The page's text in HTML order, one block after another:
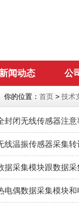
闻动态 公
你的位置： 首页 > 技术
封闭无线传感器注意
线温振传感器采集转
据采集模块跟数据
电偶数据采集模块